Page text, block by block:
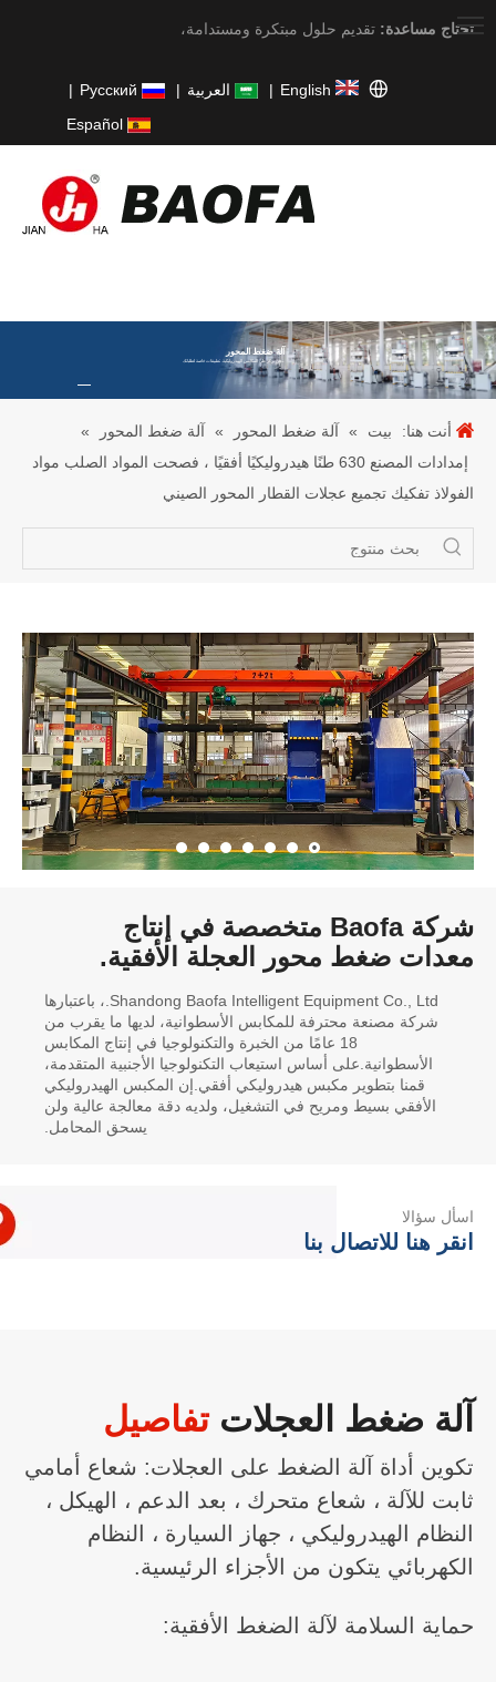
تحتاج مساعدة: تقديم حلول مبتكرة ومستدامة،
English
| العربية |
Pусский
|
Español
آلة ضغط المحور
نحن نركز على المكابس الهيدروليكية. تطبيقات خاصة لطلباتك.
أنت هنا: بيت » آلة ضغط المحور » آلة ضغط المحور
»
إمدادات المصنع 630 طنًا هيدروليكيًا أفقيًا ، فصحت المواد الصلب مواد
الفولاذ تفكيك تجميع عجلات القطار المحور الصيني
شركة Baofa متخصصة في إنتاج
معدات ضغط محور العجلة الأفقية.
Shandong Baofa Intelligent Equipment Co., Ltd.، باعتبارها
شركة مصنعة محترفة للمكابس الأسطوانية، لديها ما يقرب من
18 عامًا من الخبرة والتكنولوجيا في إنتاج المكابس
الأسطوانية.على أساس استيعاب التكنولوجيا الأجنبية المتقدمة،
قمنا بتطوير مكبس هيدروليكي أفقي.إن المكبس الهيدروليكي
الأفقي بسيط ومريح في التشغيل، ولديه دقة معالجة عالية ولن
يسحق المحامل.
اسأل سؤالا
انقر هنا للاتصال بنا
آلة ضغط العجلات تفاصيل
تكوين أداة آلة الضغط على العجلات: شعاع أمامي
ثابت للآلة ، شعاع متحرك ، بعد الدعم ، الهيكل ،
النظام الهيدروليكي ، جهاز السيارة ، النظام
الكهربائي يتكون من الأجزاء الرئيسية.
حماية السلامة لآلة الضغط الأفقية: